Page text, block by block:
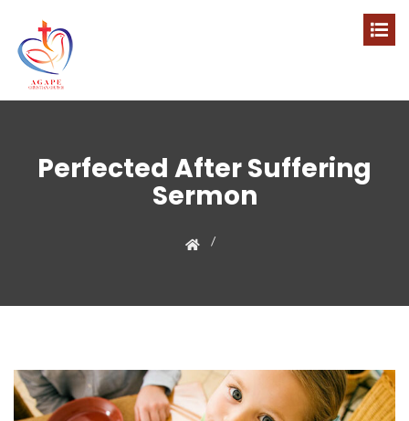
Perfected After Suffering
Sermon